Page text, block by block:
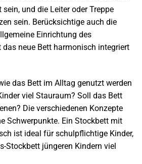
und die Leiter oder Treppe
sein. Berücksichtige auch die
Einrichtung des
neue Bett harmonisch integriert
das Bett im Alltag genutzt werden
viel Stauraum? Soll das Bett
Die verschiedenen Konzepte
Schwerpunkte. Ein Stockbett mit
ist ideal für schulpflichtige Kinder,
Stockbett jüngeren Kindern viel